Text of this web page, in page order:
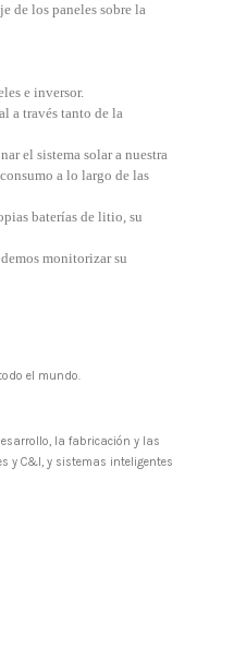
de los paneles sobre la
e inversor.
a través tanto de la
el sistema solar a nuestra
a lo largo de las
baterías de litio, su
monitorizar su
el mundo.
la fabricación y las
y C&I, y sistemas inteligentes